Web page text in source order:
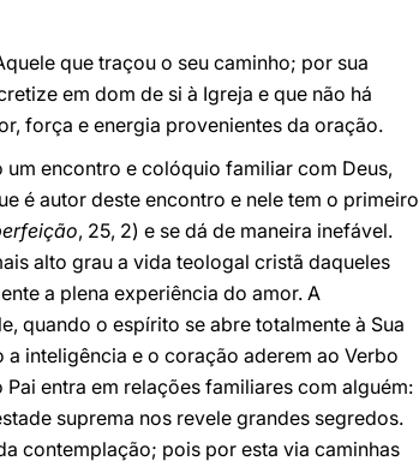
que traçou o seu caminho; por sua
em dom de si à Igreja e que não há
força e energia provenientes da oração.
um encontro e colóquio familiar com Deus,
é autor deste encontro e nele tem o primeiro
, 25, 2) e se dá de maneira inefável.
alto grau a vida teologal cristã daqueles
a plena experiência do amor. A
quando o espírito se abre totalmente à Sua
inteligência e o coração aderem ao Verbo
entra em relações familiares com alguém:
suprema nos revele grandes segredos.
contemplação; pois por esta via caminhas